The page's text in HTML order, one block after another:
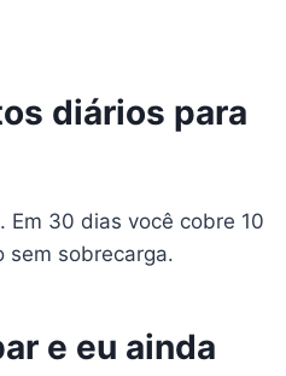
diários para
Em 30 dias você cobre 10
sem sobrecarga.
e eu ainda